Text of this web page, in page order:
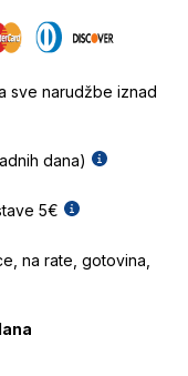
sve narudžbe iznad
dana)
5€
na rate, gotovina,